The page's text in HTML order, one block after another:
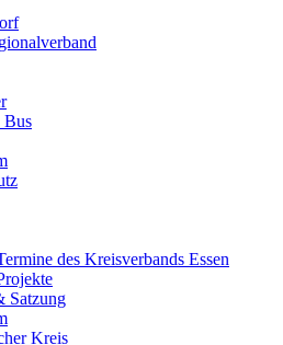
Bus
des Kreisverbands Essen
Satzung
Kreis